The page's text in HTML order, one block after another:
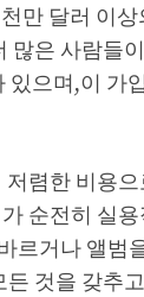
만 달러 이
은 사람들
으며,이 가
렴한 비용
순전히 실
르거나 앨범
것을 갖추